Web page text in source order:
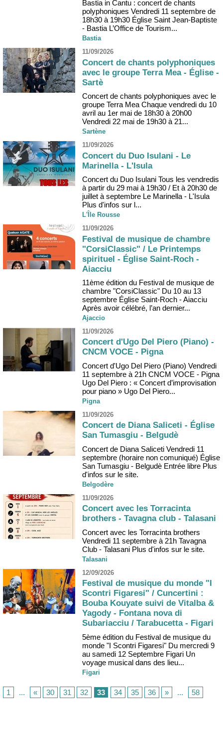
Bastia in Cantu : concert de chants
polyphoniques Vendredi 11 septembre de
18h30 à 19h30 Église Saint Jean-Baptiste
- Bastia L’Office de Tourism...
Bastia
11/09/2026
Concert de chants polyphoniques
avec le groupe Terra Mea - Église -
Sartè
Concert de chants polyphoniques avec le
groupe Terra Mea Chaque vendredi du 10
avril au 1er mai de 18h30 à 20h00
Vendredi 22 mai de 19h30 à 21...
Sartène
11/09/2026
Concert du Duo Isulani - Le
Marinella - L'Isula
Concert du Duo Isulani Tous les vendredis
à partir du 29 mai à 19h30 / Et à 20h30 de
juillet à septembre Le Marinella - L'Isula
Plus d'infos sur l...
L'Île Rousse
11/09/2026
Festival de musique de chambre
"CorsiClassic" / Le Printemps
spirituel - Église Saint-Roch -
Aiacciu
11ème édition du Festival de musique de
chambre "CorsiClassic" Du 10 au 13
septembre Église Saint-Roch - Aiacciu
Après avoir célébré, l’an dernier...
Ajaccio
11/09/2026
Concert d'Ugo Del Piero (Piano) -
CNCM VOCE - Pigna
Concert d'Ugo Del Piero (Piano) Vendredi
11 septembre à 21h CNCM VOCE - Pigna
Ugo Del Piero : « Concert d’improvisation
pour piano » Ugo Del Piero...
Pigna
11/09/2026
Concert de Diana Saliceti - Église
San Tumasgiu - Belgudè
Concert de Diana Saliceti Vendredi 11
septembre (horaire non comuniqué) Église
San Tumasgiu - Belgudè Entrée libre Plus
d'infos sur le site.
Belgodère
11/09/2026
Concert avec les Torracinta
brothers - Tavagna club - Talasani
Concert avec les Torracinta brothers
Vendredi 11 septembre à 21h Tavagna
Club - Talasani Plus d'infos sur le site.
Talasani
12/09/2026
Festival de musique du monde "I
Scontri Figaresi" / Cuncertini :
Bouba Kouyate suivi de Vitalba &
Yagody - Fontana nova di
Subariacciu / Tarabucetta - Figari
5ème édition du Festival de musique du
monde "I Scontri Figaresi" Du mercredi 9
au samedi 12 Septembre Figari Un
voyage musical dans des lieu...
Figari
1 ... « 30 31 32 33 34 35 36 » ... 58